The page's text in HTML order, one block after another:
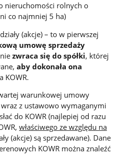
nieruchomości rolnych o
co najmniej 5 ha)
(akcje) – to w pierwszej
umowę sprzedaży
zwraca się do spółki, której
aby dokonała ona
KOWR.
warunkowej umowy
z ustawowo wymaganymi
do KOWR (najlepiej od razu
właściwego ze względu na
(akcje) są sprzedawane). Dane
KOWR można znaleźć